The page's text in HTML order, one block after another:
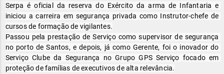
Serpa é oficial da reserva do Exército da arma de Infantaria e
iniciou a carreira em segurança privada como Instrutor-chefe de
cursos de formação de vigilantes.
Passou pela prestação de Serviço como supervisor de segurança
no porto de Santos, e depois, já como Gerente, foi o inovador do
Serviço Clube da Segurança no Grupo GPS Serviço focado em
proteção de famílias de executivos de alta relevância.